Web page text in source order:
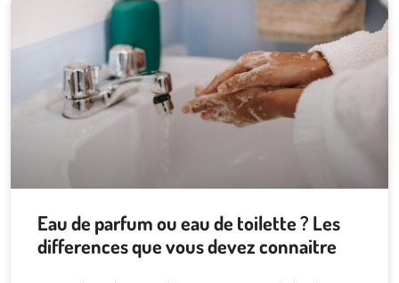
Eau de parfum ou eau de toilette ? Les
differences que vous devez connaitre